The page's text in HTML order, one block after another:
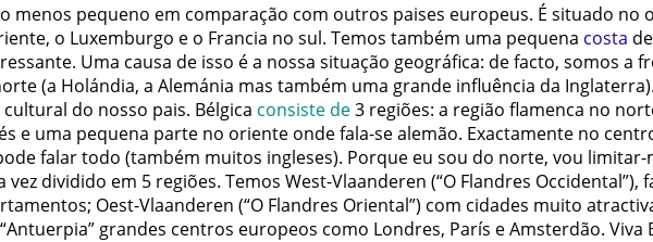
o menos pequeno em comparação com outros paises europeus. É situado no
, o Luxemburgo e o Francia no sul. Temos também uma pequena costa de
. Uma causa de isso éa nossa situação geográfica: defacto, somos a
(a Holándia, a Alemánia mas também uma grande influência da Inglaterra).
cultural do nosso pais. Bélgica consiste de3 regiões: a região flamenca no
e uma pequena parte no oriente ondefala-sealemão. Exactamente no
falartodo (também muitos ingleses). Porque eu sou do norte, vou limitar-
vez dividido em 5 regiões. Temos West-Vlaanderen (“O Flandres Occidental”),
; Oest-Vlaanderen (“O Flandres Oriental”) com cidades muito
“Antuerpia” grandes centros europeos como Londres, París eAmsterdão. Viva